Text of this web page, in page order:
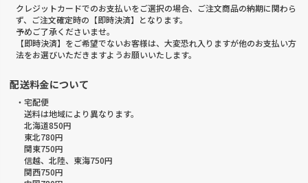
クレジットカードでのお支払いをご選択の場合、ご注文商品の納期に関わら
ず、ご注文確定時の【即時決済】となります。
予めご了承くださいませ。
【即時決済】をご希望でないお客様は、大変恐れ入りますが他のお支払い方
法をお選びいただきますようお願いいたします。
配送料金について
・宅配便
送料は地域により異なります。
北海道850円
東北780円
関東750円
信越、北陸、東海750円
関西750円